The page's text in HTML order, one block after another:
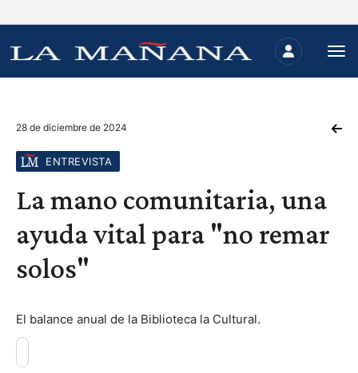
28 de diciembre de 2024
ENTREVISTA
La mano comunitaria, una
ayuda vital para "no remar
solos"
El balance anual de la Biblioteca la Cultural.